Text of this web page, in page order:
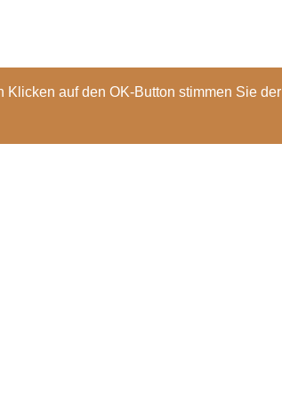
auf den OK-Button stimmen Sie der